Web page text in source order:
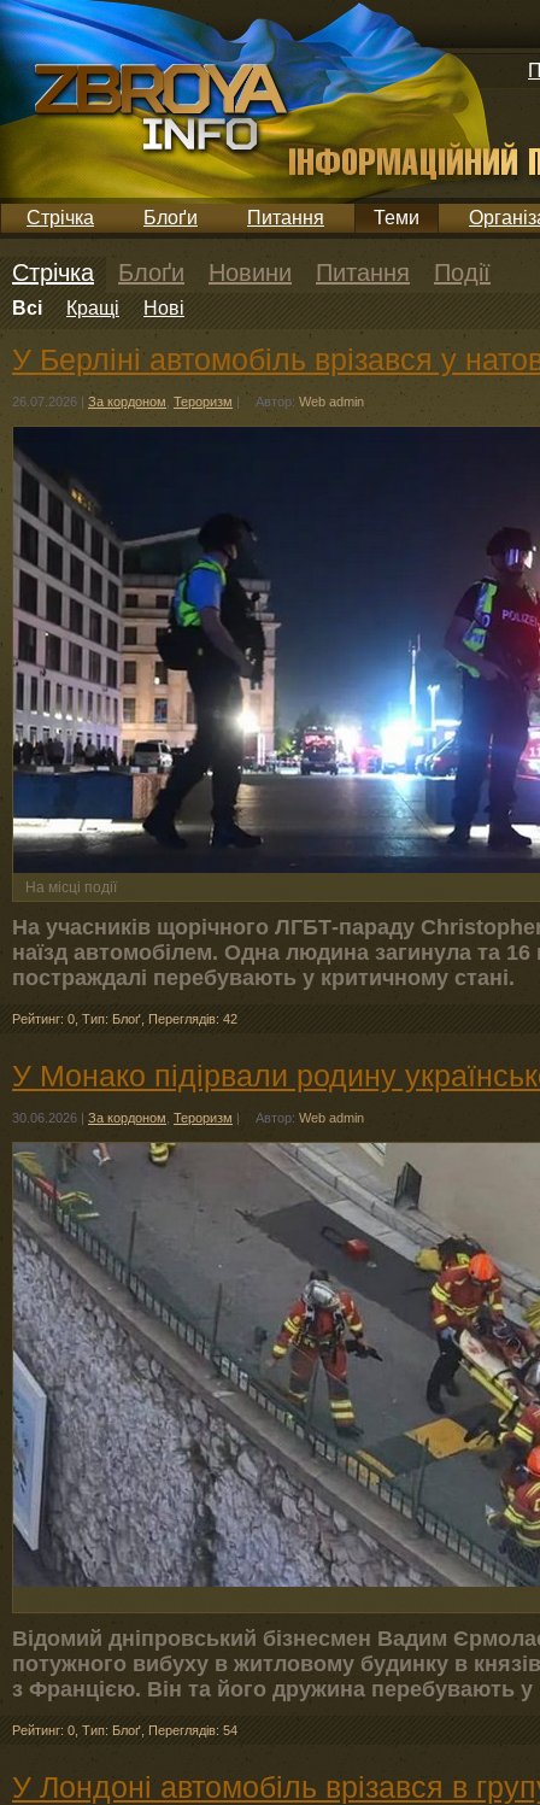
Стрічка Блоґи Питання Теми
Стрічка Блоґи Новини Питання Події
Всі Кращі Нові
У Берліні автомобіль врізався у
26.07.2026 | За кордоном Тероризм | Автор: Web admin
На місці події
На учасників щорічного ЛГБТ-параду
наїзд автомобілем. Одна людина загинула та 16
постраждалі перебувають у критичному стані.
Рейтинг: 0 Тип: Блоґ Переглядів: 42
У Монако підірвали родину
30.06.2026 |За кордоном Тероризм | Автор: Web admin
Відомий дніпровський бізнесмен Вадим
потужного вибуху в житловому будинку в
з Францією. Він та його дружина перебувають у
Рейтинг: 0 Тип: Блоґ Переглядів: 54
У Лондоні автомобіль врізався в